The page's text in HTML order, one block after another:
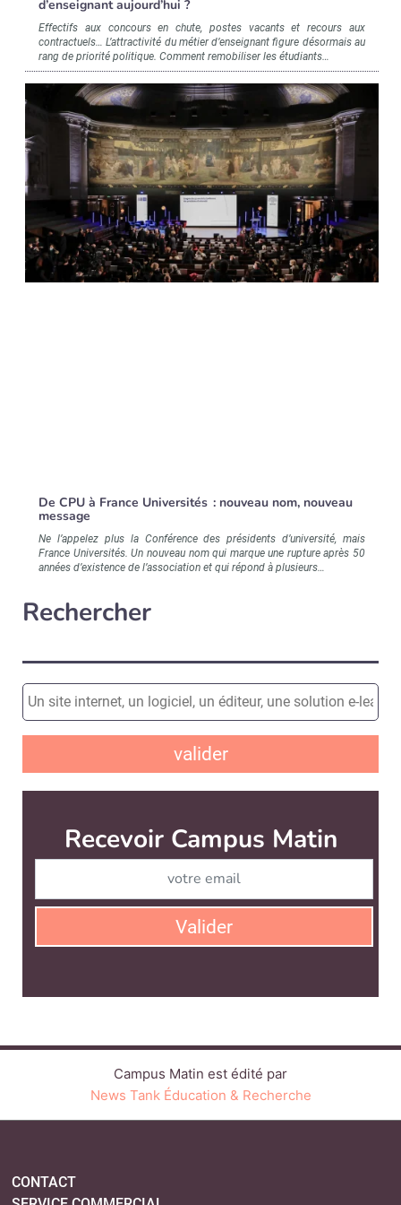
d’enseignant aujourd’hui ?
Effectifs aux concours en chute, postes vacants et recours aux
contractuels… L’attractivité du métier d’enseignant figure désormais au
rang de priorité politique. Comment remobiliser les étudiants…
De CPU à France Universités : nouveau nom, nouveau
message
Ne l’appelez plus la Conférence des présidents d’université, mais
France Universités. Un nouveau nom qui marque une rupture après 50
années d’existence de l’association et qui répond à plusieurs…
Rechercher
valider
Campus Matin est édité par
News Tank Éducation & Recherche
QUI SOMMES-NOUS ?
SUIVEZ-NOUS : LINKEDINTWITTERFACEBOOK
YOUTUBEBLUESKY
PLAN DU SITE
MENTIONS LÉGALES